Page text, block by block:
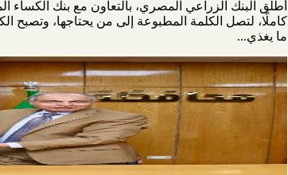
كاملًا، لتصل الكلمة المطبوعة إلى من يحتاجها، وتصبح
ما يغذي...